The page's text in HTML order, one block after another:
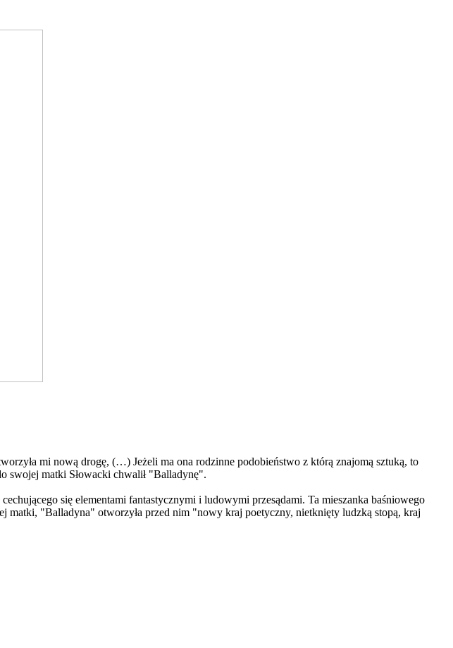
mi nową drogę, (…) Jeżeli ma ona rodzinne podobieństwo z którą znajomą sztuką, to
swojej matki Słowacki chwalił "Balladynę".
się elementami fantastycznymi i ludowymi przesądami. Ta mieszanka baśniowego
matki, "Balladyna" otworzyła przed nim "nowy kraj poetyczny, nietknięty ludzką stopą, kraj